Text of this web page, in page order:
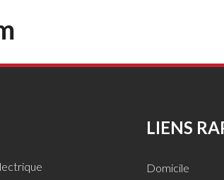
LIENS
Domicile